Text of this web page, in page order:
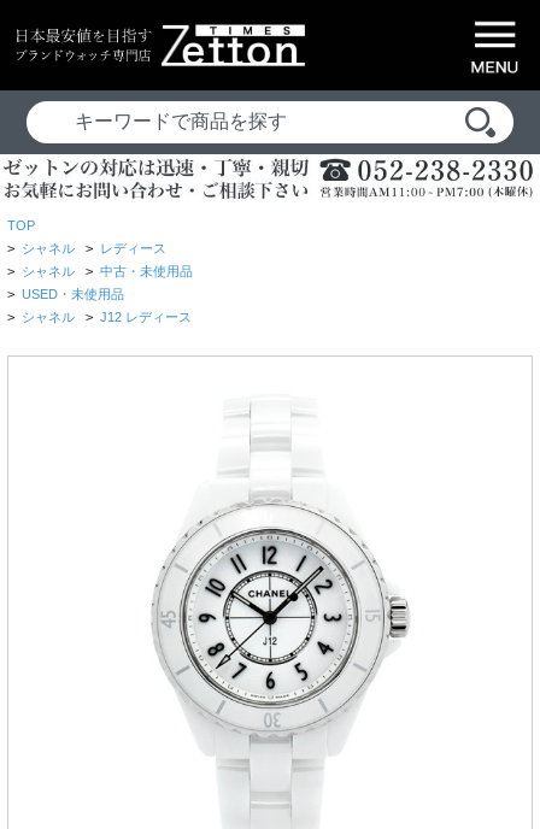
TOP
> シャネル > レディース
> シャネル > 中古・未使用品
> USED・未使用品
> シャネル > J12 レディース